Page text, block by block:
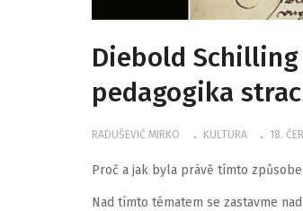
Diebold
pedagogika
RADUŠEVIČ MIRKO KULTURA 18.
Proč a jak byla právě tímto
Nad tímto tématem se zastavme